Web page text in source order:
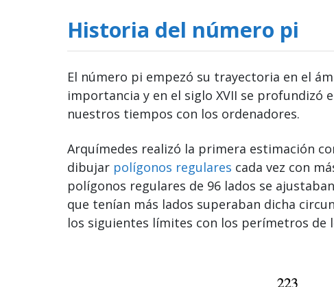
Historia del número pi
El número pi empezó su trayectoria en el
importancia y en el siglo XVII se profundizó
nuestros tiempos con los ordenadores.
Arquímedes realizó la primera estimación
dibujar polígonos regulares cada vez con
polígonos regulares de 96 lados se
que tenían más lados superaban dicha
los siguientes límites con los perímetros de